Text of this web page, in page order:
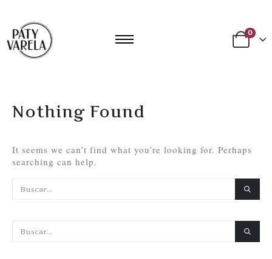
0
Nothing Found
It seems we can’t find what you’re looking for. Perhaps
searching can help.